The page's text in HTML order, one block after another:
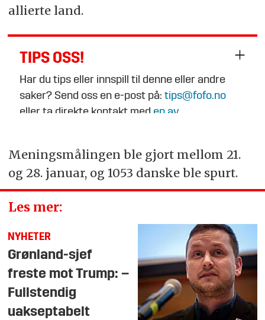
allierte land.
TIPS OSS!
Har du tips eller innspill til denne eller andre
saker? Send oss en e-post på:tips@fofo.no
eller ta direkte kontakt med en av
Meningsmålingen ble gjort mellom 21.
og 28. januar, og 1053 danske ble spurt.
Les mer:
NYHETER
Grønland-sjef
freste mot Trump: –
Fullstendig
uakseptabelt